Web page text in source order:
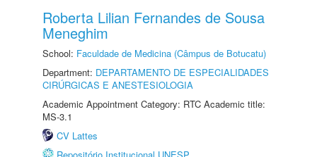
Roberta Lilian Fernandes de Sousa
Meneghim
School: Faculdade de Medicina (Câmpus de Botucatu)
Department: DEPARTAMENTO DE ESPECIALIDADES
CIRÚRGICAS E ANESTESIOLOGIA
Academic Appointment Category: RTC Academic title:
MS-3.1
CV Lattes